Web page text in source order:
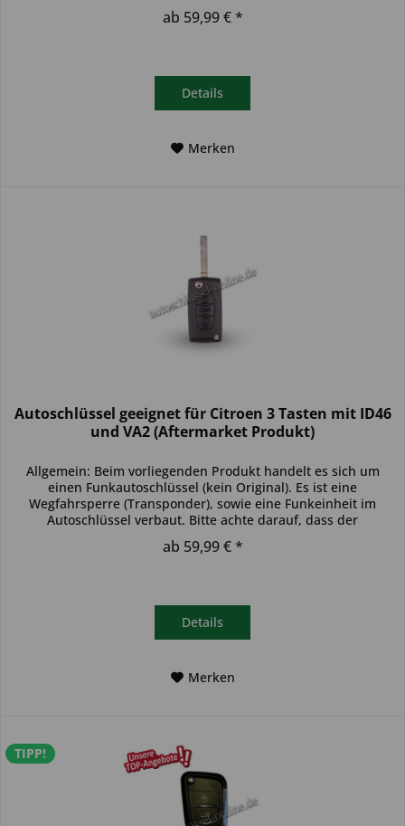
ab 59,99 € *
Details
Merken
Autoschlüssel geeignet für Citroen 3 Tasten mit ID46
und VA2 (Aftermarket Produkt)
Allgemein: Beim vorliegenden Produkt handelt es sich um
einen Funkautoschlüssel (kein Original). Es ist eine
Wegfahrsperre (Transponder), sowie eine Funkeinheit im
Autoschlüssel verbaut. Bitte achte darauf, dass der
ab 59,99 € *
Details
Merken
TIPP!